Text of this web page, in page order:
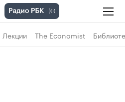
Лекции The Economist